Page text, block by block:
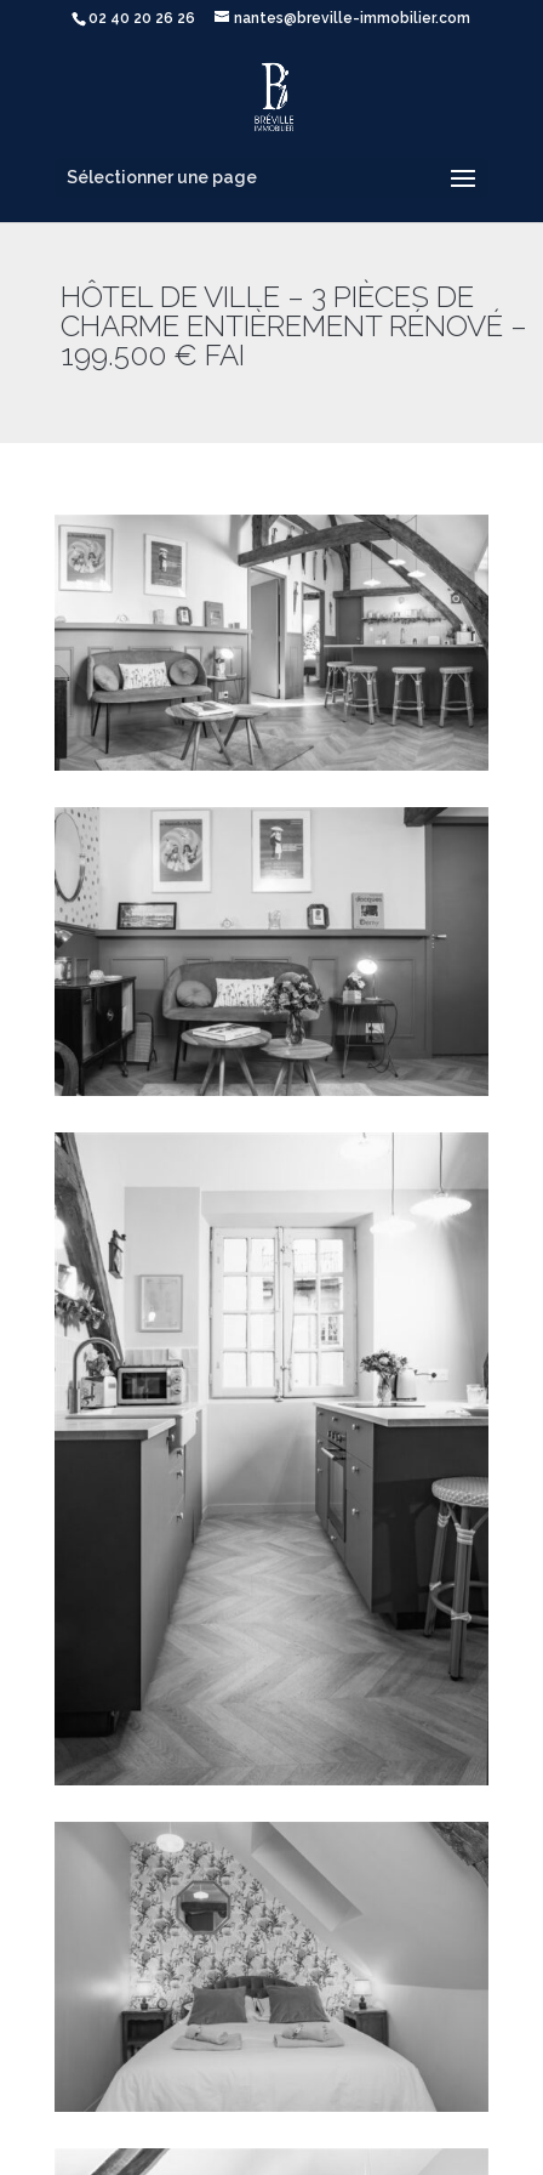
02 40 20 26 26 nantes@breville-immobilier.com
Sélectionner une page
HÔTEL DE VILLE – 3 PIÈCES DE
CHARME ENTIÈREMENT RÉNOVÉ –
199.500 € FAI